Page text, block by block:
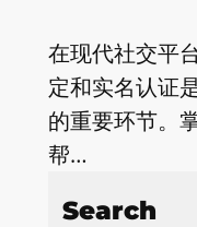
在现代社交平
定和实名认证
的重要环节。
帮…
Search